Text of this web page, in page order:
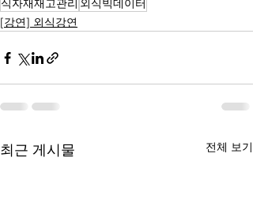
식자재재고관리 외식빅데이터
[강연] 외식강연
최근 게시물 전체 보기